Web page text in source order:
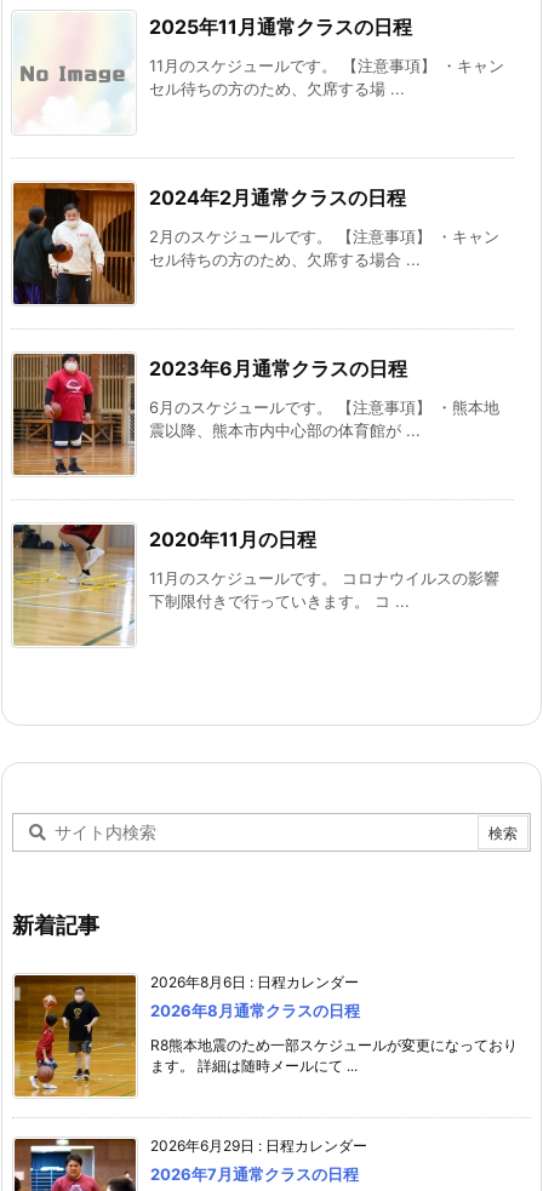
2025年11月通常クラスの日程
11月のスケジュールです。 【注意事項】 ・キャン
セル待ちの方のため、欠席する場 ...
2024年2月通常クラスの日程
2月のスケジュールです。 【注意事項】 ・キャン
セル待ちの方のため、欠席する場合 ...
2023年6月通常クラスの日程
6月のスケジュールです。 【注意事項】 ・熊本地
震以降、熊本市内中心部の体育館が ...
2020年11月の日程
11月のスケジュールです。 コロナウイルスの影響
下制限付きで行っていきます。 コ ...
新着記事
2026年8月6日 : 日程カレンダー
2026年8月通常クラスの日程
R8熊本地震のため一部スケジュールが変更になっており
ます。 詳細は随時メールにて ...
2026年6月29日 : 日程カレンダー
2026年7月通常クラスの日程